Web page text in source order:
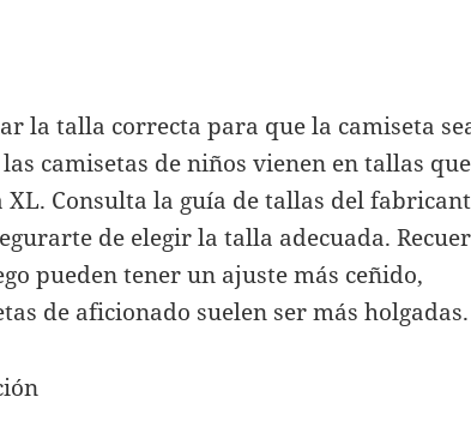
la talla correcta para que la camiseta
camisetas de niños vienen en tallas que
XL. Consulta la guía de tallas del
de elegir la talla adecuada.
pueden tener un ajuste más ceñido,
de aficionado suelen ser más holgadas.